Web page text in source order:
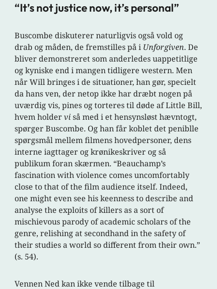
“It’s not justice now, it’s personal”
Buscombe diskuterer naturligvis også vold og
drab og måden, de fremstilles på i Unforgiven. De
bliver demonstreret som anderledes uappetitlige
og kyniske end i mangen tidligere western. Men
når Will bringes i de situationer, han gør, specielt
da hans ven, der netop ikke har dræbt nogen på
uværdig vis, pines og torteres til døde af Little Bill,
hvem holderviså med i et hensynsløst hævntogt,
spørger Buscombe. Og han får koblet det peniblle
spørgsmål mellem filmens hovedpersoner, dens
interne iagttager og krønikeskriver og så
publikum foran skærmen. “Beauchamp’s
fascination with violence comes uncomfortably
close to that of the film audience itself. Indeed,
one might even see his keenness to describe and
analyse the exploits of killers as a sort of
mischievous parody of academic scholars of the
genre, relishing at secondhand in the safety of
their studies a world so different from their own.”
(s. 54).
Vennen Ned kan ikke vende tilbage til